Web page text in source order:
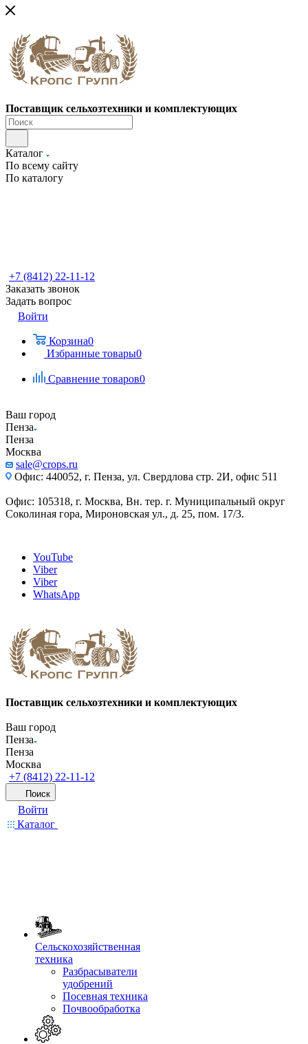
Поставщик сельхозтехники и комплектующих
Каталог
По всему сайту
По каталогу
+7 (8412) 22-11-12
Заказать звонок
Задать вопрос
Войти
Корзина0
Избранные товары0
Сравнение товаров0
Ваш город
Пенза
Пенза
Москва
sale@crops.ru
Офис: 440052, г. Пенза, ул. Свердлова стр. 2И, офис 511
Офис: 105318, г. Москва, Вн. тер. г. Муниципальный округ
Соколиная гора, Мироновская ул., д. 25, пом. 17/3.
YouTube
Viber
Viber
WhatsApp
Поставщик сельхозтехники и комплектующих
Ваш город
Пенза
Пенза
Москва
+7 (8412) 22-11-12
Поиск
Войти
Каталог
Сельскохозяйственная
техника
Разбрасыватели
удобрений
Посевная техника
Почвообработка